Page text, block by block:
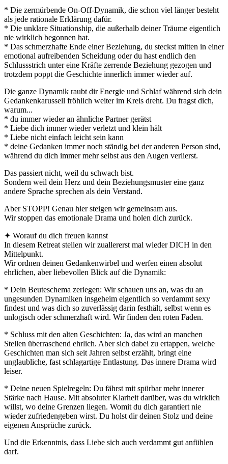
* Die zermürbende On-Off-Dynamik, die schon viel länger besteht
als jede rationale Erklärung dafür.
* Die unklare Situationship, die außerhalb deiner Träume eigentlich
nie wirklich begonnen hat.
* Das schmerzhafte Ende einer Beziehung, du steckst mitten in einer
emotional aufreibenden Scheidung oder du hast endlich den
Schlussstrich unter eine Kräfte zerrende Beziehung gezogen und
trotzdem poppt die Geschichte innerlich immer wieder auf.
Die ganze Dynamik raubt dir Energie und Schlaf während sich dein
Gedankenkarussell fröhlich weiter im Kreis dreht. Du fragst dich,
warum...
* du immer wieder an ähnliche Partner gerätst
* Liebe dich immer wieder verletzt und klein hält
* Liebe nicht einfach leicht sein kann
* deine Gedanken immer noch ständig bei der anderen Person sind,
während du dich immer mehr selbst aus den Augen verlierst.
Das passiert nicht, weil du schwach bist.
Sondern weil dein Herz und dein Beziehungsmuster eine ganz
andere Sprache sprechen als dein Verstand.
Aber STOPP! Genau hier steigen wir gemeinsam aus.
Wir stoppen das emotionale Drama und holen dich zurück.
✦ Worauf du dich freuen kannst
In diesem Retreat stellen wir zuallererst mal wieder DICH in den
Mittelpunkt.
Wir ordnen deinen Gedankenwirbel und werfen einen absolut
ehrlichen, aber liebevollen Blick auf die Dynamik:
* Dein Beuteschema zerlegen: Wir schauen uns an, was du an
ungesunden Dynamiken insgeheim eigentlich so verdammt sexy
findest und was dich so zuverlässig darin festhält, selbst wenn es
unlogisch oder schmerzhaft wird. Wir finden den roten Faden.
* Schluss mit den alten Geschichten: Ja, das wird an manchen
Stellen überraschend ehrlich. Aber sich dabei zu ertappen, welche
Geschichten man sich seit Jahren selbst erzählt, bringt eine
unglaubliche, fast schlagartige Entlastung. Das innere Drama wird
leiser.
* Deine neuen Spielregeln: Du fährst mit spürbar mehr innerer
Stärke nach Hause. Mit absoluter Klarheit darüber, was du wirklich
willst, wo deine Grenzen liegen. Womit du dich garantiert nie
wieder zufriedengeben wirst. Du holst dir deinen Stolz und deine
eigenen Ansprüche zurück.
Und die Erkenntnis, dass Liebe sich auch verdammt gut anfühlen
darf.